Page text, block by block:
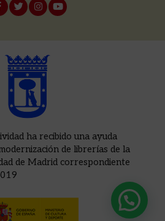
ha recibido una ayuda
de librerías de la
de Madrid correspondiente